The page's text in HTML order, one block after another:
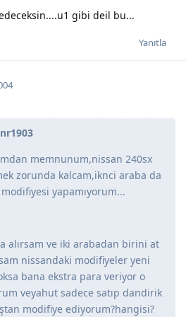
gibi deil bu...
Yanıtla
memnunum,nissan 240sx
zorunda kalcam,iknci araba da
yapamıyorum...
alırsam ve iki arabadan birini at
nissandaki modifiyeler yeni
bana ekstra para veriyor o
veyahut sadece satıp dandirik
modifiye ediyorum?hangisi?